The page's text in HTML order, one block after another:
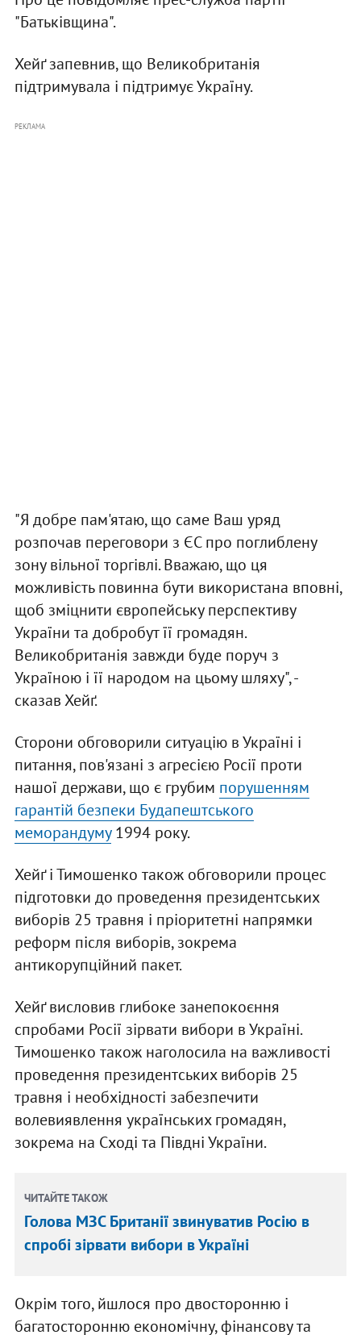
"Батьківщина".
Хейґ запевнив, що Великобританія
підтримувала і підтримує Україну.
РЕКЛАМА
"Я добре пам'ятаю, що саме Ваш уряд
розпочав переговори з ЄС про поглиблену
зону вільної торгівлі. Вважаю, що ця
можливість повинна бути використана вповні,
щоб зміцнити європейську перспективу
України та добробут її громадян.
Великобританія завжди буде поруч з
Україною і її народом на цьому шляху", -
сказав Хейґ.
Сторони обговорили ситуацію в Україні і
питання, пов'язані з агресією Росії проти
нашої держави, що є грубим порушенням
гарантій безпеки Будапештського
меморандуму1994 року.
Хейґ і Тимошенко також обговорили процес
підготовки до проведення президентських
виборів 25 травня і пріоритетні напрямки
реформ після виборів, зокрема
антикорупційний пакет.
Хейґ висловив глибоке занепокоєння
спробами Росії зірвати вибори в Україні.
Тимошенко також наголосила на важливості
проведення президентських виборів 25
травня і необхідності забезпечити
волевиявлення українських громадян,
зокрема на Сході та Півдні України.
ЧИТАЙТЕ ТАКОЖ
Голова МЗС Британії звинуватив Росію в
спробі зірвати вибори в Україні
Окрім того, йшлося про двосторонню і
багатосторонню економічну, фінансову та